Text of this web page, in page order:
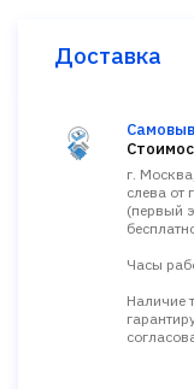
Доставка
г.
слева
(первый
Часы
Наличие